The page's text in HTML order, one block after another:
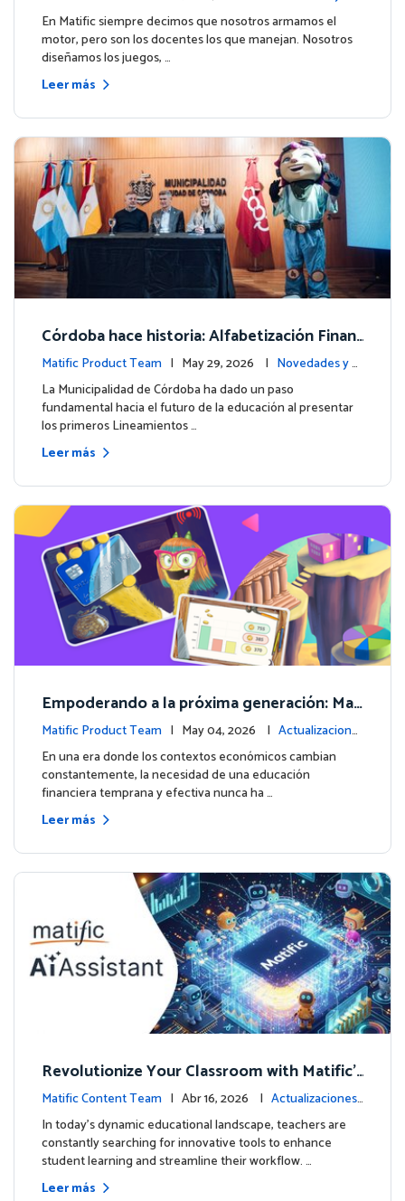
ito de Northfield School en T4.
entos
En Matific siempre decimos que nosotros armamos el
motor, pero son los docentes los que manejan. Nosotros
diseñamos los juegos, …
Leer más
Córdoba hace historia: Alfabetización Finan
ciera para más de 13.000 estudiantes junto
a Matific
Matific Product Team | May 29, 2026 | Novedades y e
ventos
La Municipalidad de Córdoba ha dado un paso
fundamental hacia el futuro de la educación al presentar
los primeros Lineamientos …
Leer más
Empoderando a la próxima generación: Mat
ific lanza un curso integral de Educación Fin
anciera
Matific Product Team | May 04, 2026 | Actualizacione
s de la plataforma
En una era donde los contextos económicos cambian
constantemente, la necesidad de una educación
financiera temprana y efectiva nunca ha …
Leer más
Revolutionize Your Classroom with Matific's
AI-Powered Teacher Assistant
Matific Content Team | Abr 16, 2026 | Actualizaciones
de la plataforma
In today's dynamic educational landscape, teachers are
constantly searching for innovative tools to enhance
student learning and streamline their workflow. …
Leer más